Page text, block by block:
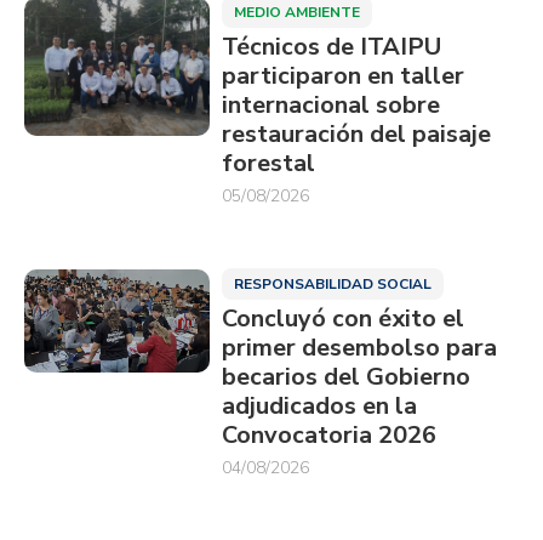
MEDIO AMBIENTE
Técnicos de ITAIPU
participaron en taller
internacional sobre
restauración del paisaje
forestal
05/08/2026
RESPONSABILIDAD SOCIAL
Concluyó con éxito el
primer desembolso para
becarios del Gobierno
adjudicados en la
Convocatoria 2026
04/08/2026